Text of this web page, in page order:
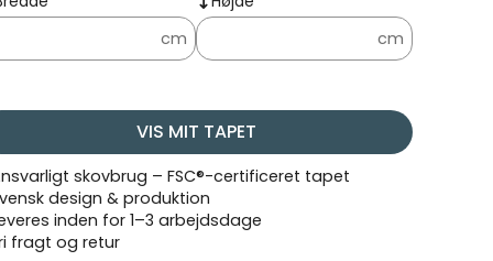
cm
cm
VIS MIT TAPET
skovbrug – FSC®-certificeret tapet
design & produktion
inden for 1–3 arbejdsdage
fragt og retur